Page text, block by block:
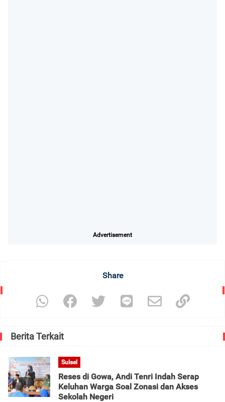
Advertisement
Share
Berita Terkait
Sulsel
Reses di Gowa, Andi Tenri Indah Serap
Keluhan Warga Soal Zonasi dan Akses
Sekolah Negeri